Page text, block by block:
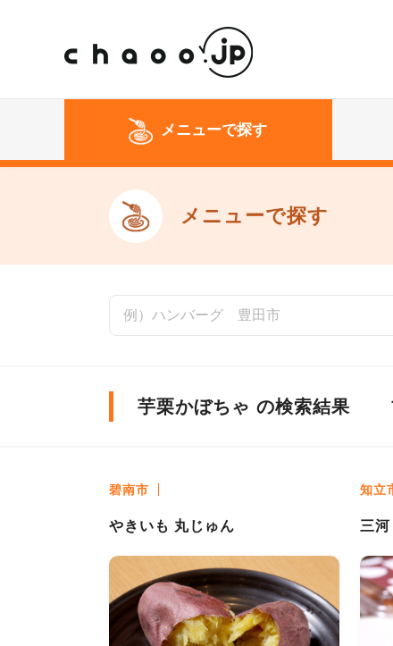
メニューで探す
メニューで探す
芋栗かぼちゃ の検索結果
碧南市
やきいも 丸じゅん
知立
三河